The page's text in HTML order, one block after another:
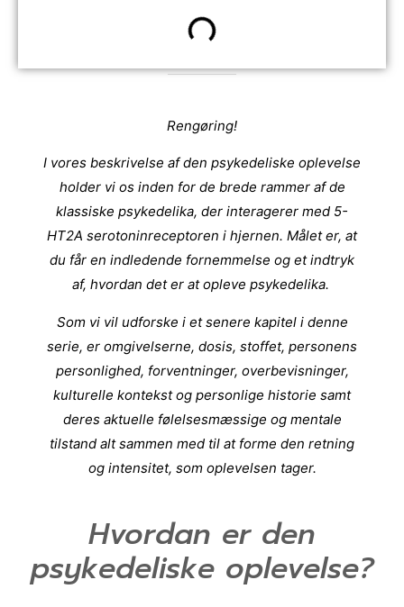
Rengøring!
I vores beskrivelse af den psykedeliske oplevelse
holder vi os inden for de brede rammer af de
klassiske psykedelika, der interagerer med 5-
HT2A serotoninreceptoren i hjernen. Målet er, at
du får en indledende fornemmelse og et indtryk
af, hvordan det er at opleve psykedelika.
Som vi vil udforske i et senere kapitel i denne
serie, er omgivelserne, dosis, stoffet, personens
personlighed, forventninger, overbevisninger,
kulturelle kontekst og personlige historie samt
deres aktuelle følelsesmæssige og mentale
tilstand alt sammen med til at forme den retning
og intensitet, som oplevelsen tager.
Hvordan er den
psykedeliske oplevelse?